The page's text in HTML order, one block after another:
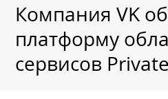
Компания VK
платформу
сервисов